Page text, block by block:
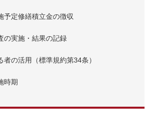
予定修繕積立金の徴収
の実施・結果の記録
の活用（標準規約第34条）
時期